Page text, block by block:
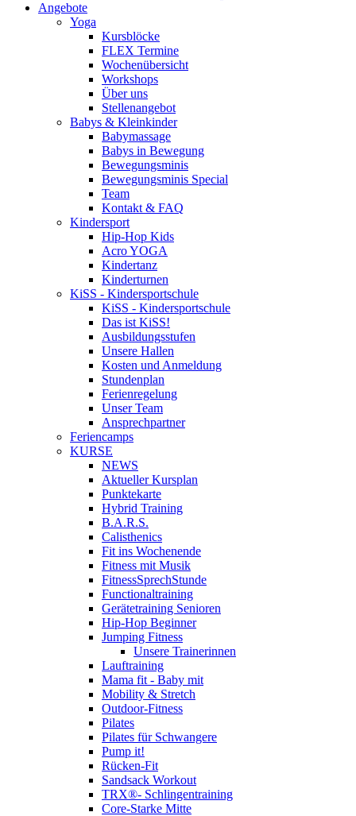
Angebote
Yoga
Kursblöcke
FLEX Termine
Wochenübersicht
Workshops
Über uns
Stellenangebot
Babys & Kleinkinder
Babymassage
Babys in Bewegung
Bewegungsminis
Bewegungsminis Special
Team
Kontakt & FAQ
Kindersport
Hip-Hop Kids
Acro YOGA
Kindertanz
Kinderturnen
KiSS - Kindersportschule
KiSS - Kindersportschule
Das ist KiSS!
Ausbildungsstufen
Unsere Hallen
Kosten und Anmeldung
Stundenplan
Ferienregelung
Unser Team
Ansprechpartner
Feriencamps
KURSE
NEWS
Aktueller Kursplan
Punktekarte
Hybrid Training
B.A.R.S.
Calisthenics
Fit ins Wochenende
Fitness mit Musik
FitnessSprechStunde
Functionaltraining
Gerätetraining Senioren
Hip-Hop Beginner
Jumping Fitness
Unsere Trainerinnen
Lauftraining
Mama fit - Baby mit
Mobility & Stretch
Outdoor-Fitness
Pilates
Pilates für Schwangere
Pump it!
Rücken-Fit
Sandsack Workout
TRX®- Schlingentraining
Core-Starke Mitte